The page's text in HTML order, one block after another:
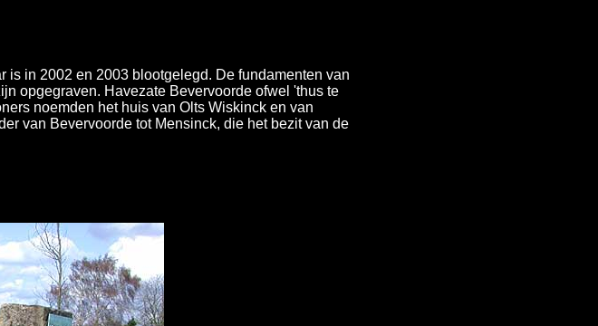
in 2002 en 2003 blootgelegd. De fundamenten van
opgegraven. Havezate Bevervoorde ofwel 'thus te
noemden het huis van Olts Wiskinck en van
van Bevervoorde tot Mensinck, die het bezit van de